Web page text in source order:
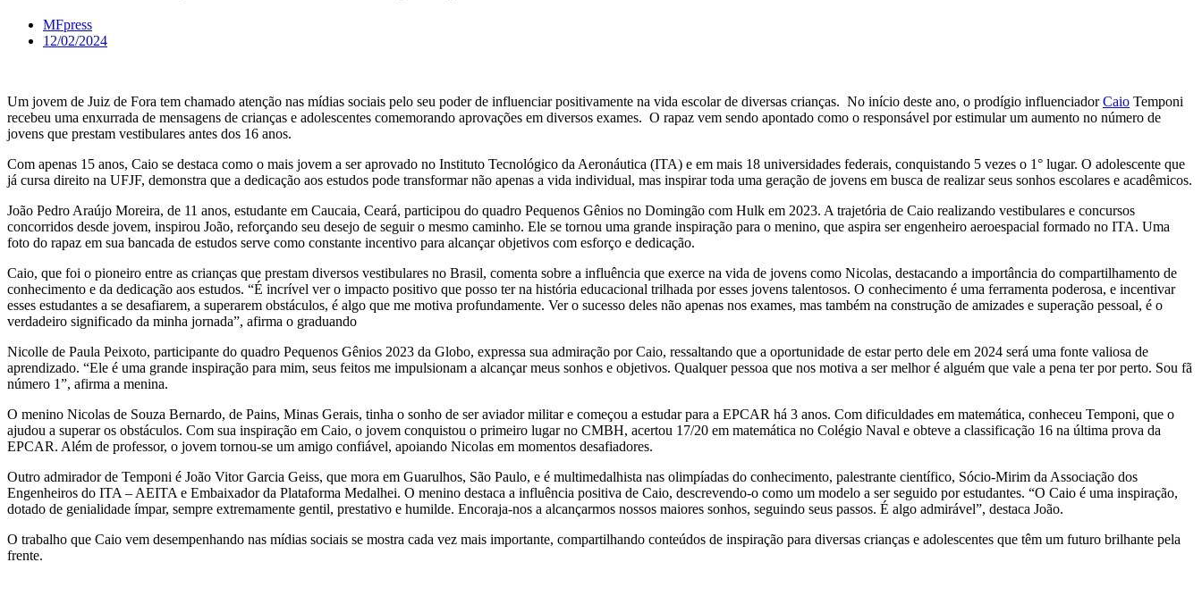
MFpress
12/02/2024
Um jovem de Juiz de Fora tem chamado atenção nas mídias sociais pelo seu poder de influenciar positivamente na vida escolar de diversas crianças. No início deste ano, o prodígio influenciadorCaio Temponi
recebeu uma enxurrada de mensagens de crianças e adolescentes comemorando aprovações em diversos exames. O rapaz vem sendo apontado como o responsável por estimular um aumento no número de
jovens que prestam vestibulares antes dos 16 anos.
Com apenas 15 anos, Caio se destaca como o mais jovem a ser aprovado no Instituto Tecnológico da Aeronáutica (ITA) e em mais 18 universidades federais, conquistando 5 vezes o 1° lugar. O adolescente que
já cursa direito na UFJF, demonstra que a dedicação aos estudos pode transformar não apenas a vida individual, mas inspirar toda uma geração de jovens em busca de realizar seus sonhos escolares e acadêmicos.
João Pedro Araújo Moreira, de 11 anos, estudante em Caucaia, Ceará, participou do quadro Pequenos Gênios no Domingão com Hulk em 2023. A trajetória de Caio realizando vestibulares e concursos
concorridos desde jovem, inspirou João, reforçando seu desejo de seguir o mesmo caminho. Ele se tornou uma grande inspiração para o menino, que aspira ser engenheiro aeroespacial formado no ITA. Uma
foto do rapaz em sua bancada de estudos serve como constante incentivo para alcançar objetivos com esforço e dedicação.
Caio, que foi o pioneiro entre as crianças que prestam diversos vestibulares no Brasil, comenta sobre a influência que exerce na vida de jovens como Nicolas, destacando a importância do compartilhamento de
conhecimento e da dedicação aos estudos. “É incrível ver o impacto positivo que posso ter na história educacional trilhada por esses jovens talentosos. O conhecimento é uma ferramenta poderosa, e incentivar
esses estudantes a se desafiarem, a superarem obstáculos, é algo que me motiva profundamente. Ver o sucesso deles não apenas nos exames, mas também na construção de amizades e superação pessoal, é o
verdadeiro significado da minha jornada”, afirma o graduando
Nicolle de Paula Peixoto, participante do quadro Pequenos Gênios 2023 da Globo, expressa sua admiração por Caio, ressaltando que a oportunidade de estar perto dele em 2024 será uma fonte valiosa de
aprendizado. “Ele é uma grande inspiração para mim, seus feitos me impulsionam a alcançar meus sonhos e objetivos. Qualquer pessoa que nos motiva a ser melhor é alguém que vale a pena ter por perto. Sou fã
número 1”, afirma a menina.
O menino Nicolas de Souza Bernardo, de Pains, Minas Gerais, tinha o sonho de ser aviador militar e começou a estudar para a EPCAR há 3 anos. Com dificuldades em matemática, conheceu Temponi, que o
ajudou a superar os obstáculos. Com sua inspiração em Caio, o jovem conquistou o primeiro lugar no CMBH, acertou 17/20 em matemática no Colégio Naval e obteve a classificação 16 na última prova da
EPCAR. Além de professor, o jovem tornou-se um amigo confiável, apoiando Nicolas em momentos desafiadores.
Outro admirador de Temponi é João Vitor Garcia Geiss, que mora em Guarulhos, São Paulo, e é multimedalhista nas olimpíadas do conhecimento, palestrante científico, Sócio-Mirim da Associação dos
Engenheiros do ITA – AEITA e Embaixador da Plataforma Medalhei. O menino destaca a influência positiva de Caio, descrevendo-o como um modelo a ser seguido por estudantes. “O Caio é uma inspiração,
dotado de genialidade ímpar, sempre extremamente gentil, prestativo e humilde. Encoraja-nos a alcançarmos nossos maiores sonhos, seguindo seus passos. É algo admirável”, destaca João.
O trabalho que Caio vem desempenhando nas mídias sociais se mostra cada vez mais importante, compartilhando conteúdos de inspiração para diversas crianças e adolescentes que têm um futuro brilhante pela
frente.